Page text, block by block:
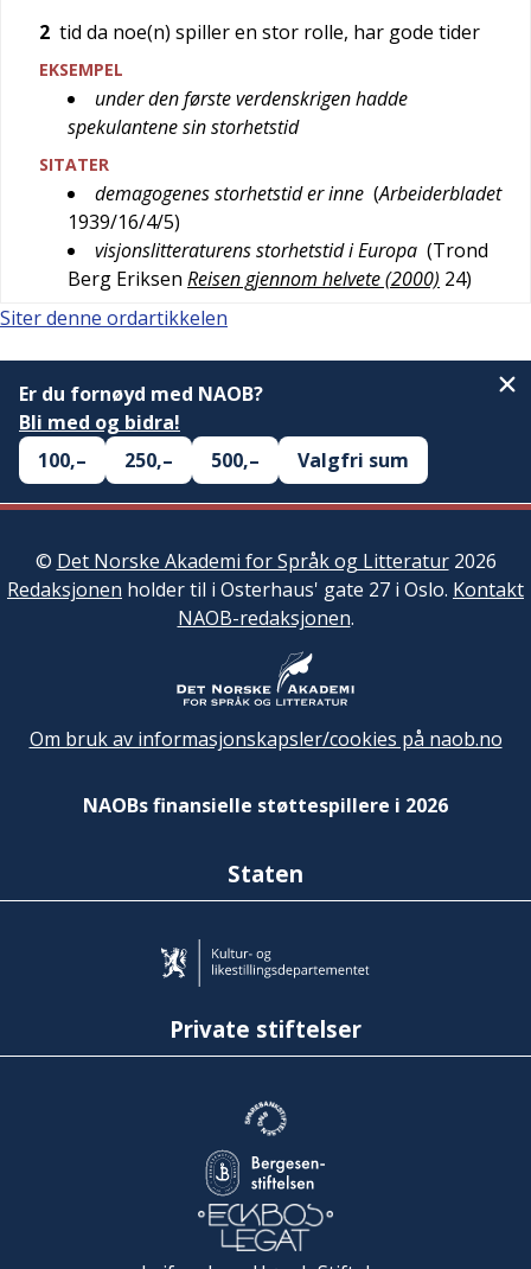
2 tid da noe(n) spiller en stor rolle, har gode tider
EKSEMPEL
under den første verdenskrigen hadde
spekulantene sin storhetstid
SITATER
demagogenes storhetstid er inne (Arbeiderbladet
1939/16/4/5)
visjonslitteraturens storhetstid i Europa (Trond
Berg Eriksen Reisen gjennom helvete (2000) 24)
Siter denne ordartikkelen
Er du fornøyd med NAOB?
Bli med og bidra!
100,–
250,– 500,– Valgfri sum
© Det Norske Akademi for Språk og Litteratur2026
Redaksjonen holder til i Osterhaus' gate 27 i Oslo. Kontakt
NAOB-redaksjonen.
Om bruk av informasjonskapsler/cookies på naob.no
NAOBs finansielle støttespillere i 2026
Staten
Private stiftelser